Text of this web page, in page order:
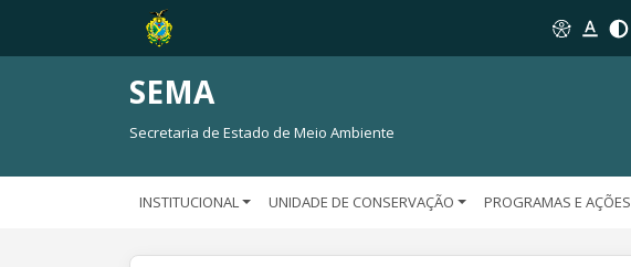
SEMA
Secretaria de Estado de Meio Ambiente
INSTITUCIONAL UNIDADE DE CONSERVAÇÃO PROGRAMAS E AÇÕES